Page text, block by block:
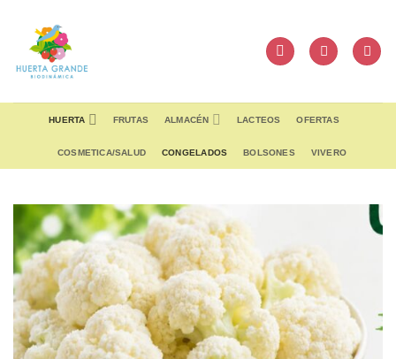
content
HUERTA FRUTAS ALMACÉN LACTEOS OFERTAS
COSMETICA/SALUD CONGELADOS BOLSONES VIVERO